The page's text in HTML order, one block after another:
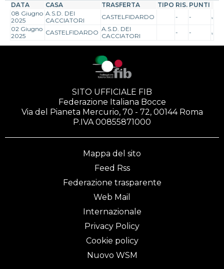
DATA
CASA TRASFERTA TIPO RIS. PUNTI
08 Giugno
2025
A.S.D. DEI
CACCIATORI
CASTELFIDARDO -
-
02 Giugno
2025
CASTELFIDARDO A.S.D. DEI
CACCIATORI
- -
SITO UFFICIALE FIB
Federazione Italiana Bocce
Via del Pianeta Mercurio, 70 - 72, 00144 Roma
P.IVA 00855871000
Mappa del sito
Feed Rss
Federazione trasparente
Web Mail
Internazionale
Privacy Policy
Cookie policy
Nuovo WSM